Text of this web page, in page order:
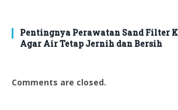
Pentingnya Perawatan Sand Filter
Agar Air Tetap Jernih dan Bersih
Comments are closed.